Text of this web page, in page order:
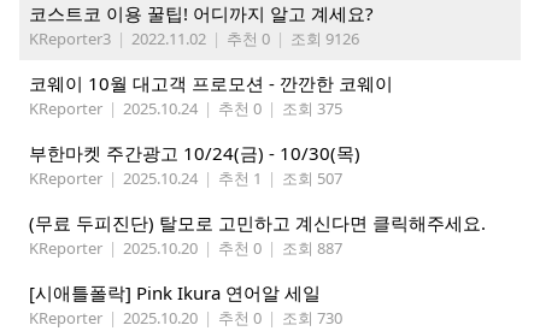
코스트코 이용 꿀팁! 어디까지 알고 계세요?
KReporter3 | 2022.11.02 | 추천 0 | 조회 9126
코웨이 10월 대고객 프로모션 - 깐깐한 코웨이
KReporter | 2025.10.24 | 추천 0 | 조회 375
부한마켓 주간광고 10/24(금) - 10/30(목)
KReporter | 2025.10.24 | 추천 1 | 조회 507
(무료 두피진단) 탈모로 고민하고 계신다면 클릭해주세요.
KReporter | 2025.10.20 | 추천 0 | 조회 887
[시애틀폴락] Pink Ikura 연어알 세일
KReporter | 2025.10.20 | 추천 0 | 조회 730